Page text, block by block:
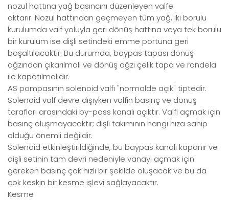
nozul hattına yağ basıncını düzenleyen valfe
aktarır. Nozul hattından geçmeyen tüm yağ, iki borulu
kurulumda valf yoluyla geri dönüş hattına veya tek borulu
bir kurulum ise dişli setindeki emme portuna geri
boşaltılacaktır. Bu durumda, baypas tapası dönüş
ağzından çıkarılmalı ve dönüş ağzı çelik tapa ve rondela
ile kapatılmalıdır.
AS pompasının solenoid valfı "normalde açık" tiptedir.
Solenoid valf devre dışıyken valfin basınç ve dönüş
tarafları arasındaki by-pass kanalı açıktır. Valfi açmak için
basınç oluşmayacaktır; dişli takımının hangi hıza sahip
olduğu önemli değildir.
Solenoid etkinleştirildiğinde, bu baypas kanalı kapanır ve
dişli setinin tam devri nedeniyle vanayı açmak için
gereken basınç çok hızlı bir şekilde oluşacak ve bu da
çok keskin bir kesme işlevi sağlayacaktır.
Kesme